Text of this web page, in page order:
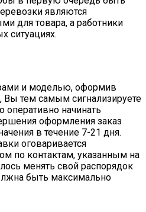
являются
для товара, а работники
ситуациях.
и моделью, оформив
Вы тем самым сигнализируете
оперативно начинать
оформления заказ
в течение 7-21 дня.
оговаривается
по контактам, указанным на
менять свой распорядок
быть максимально